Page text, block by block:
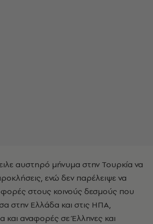
αυστηρό μήνυμα στην Τουρκία να
ενώ δεν παρέλειψε να
φορές στους κοινούς δεσμούς που
στην Ελλάδα και στις ΗΠΑ,
και αναφορές σε Έλληνες και